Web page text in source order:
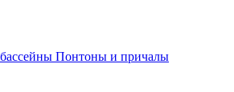
Понтоны и причалы